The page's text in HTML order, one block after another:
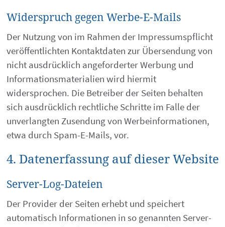
Widerspruch gegen Werbe-E-Mails
Der Nutzung von im Rahmen der Impressumspflicht
veröffentlichten Kontaktdaten zur Übersendung von
nicht ausdrücklich angeforderter Werbung und
Informationsmaterialien wird hiermit
widersprochen. Die Betreiber der Seiten behalten
sich ausdrücklich rechtliche Schritte im Falle der
unverlangten Zusendung von Werbeinformationen,
etwa durch Spam-E-Mails, vor.
4. Datenerfassung auf dieser Website
Server-Log-Dateien
Der Provider der Seiten erhebt und speichert
automatisch Informationen in so genannten Server-